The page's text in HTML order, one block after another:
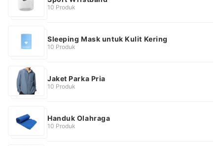
10 Produk
Sleeping Mask untuk Kulit Kering
10 Produk
Jaket Parka Pria
10 Produk
Handuk Olahraga
10 Produk